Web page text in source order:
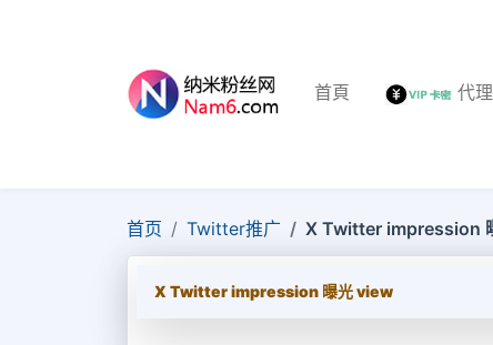
首頁 代
首页 Twitter推广 X Twitter impression
X Twitter impression 曝光 view